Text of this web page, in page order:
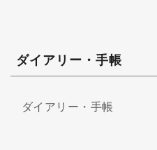
ダイアリー・手帳
ダイアリー・手帳